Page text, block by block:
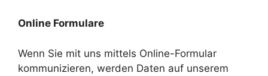
Online Formulare
Wenn Sie mit uns mittels Online-Formular
kommunizieren, werden Daten auf unserem